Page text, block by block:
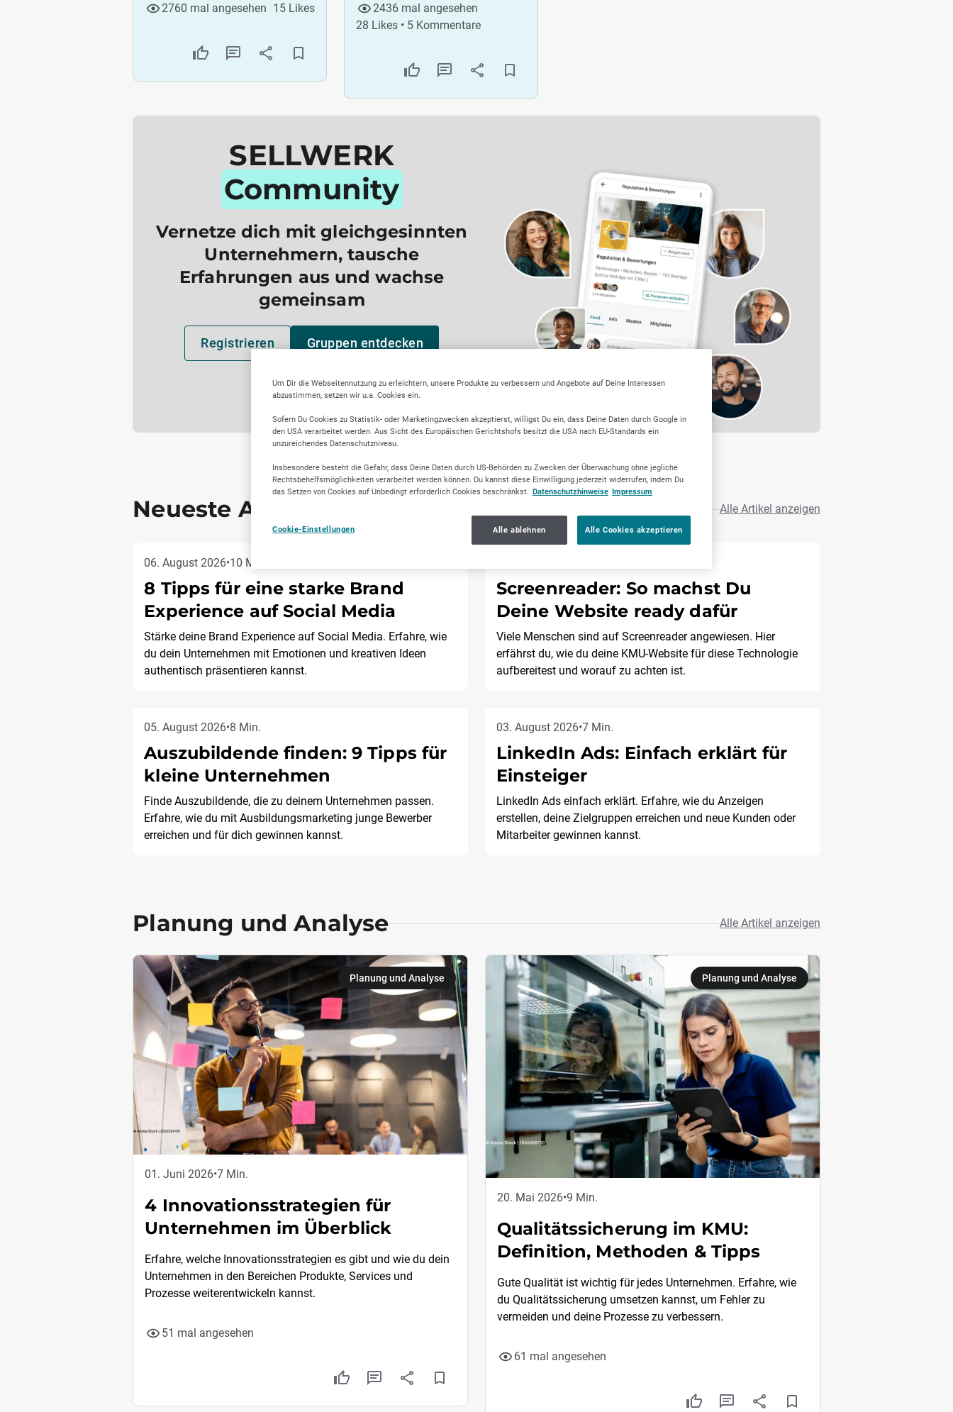
2760 mal angesehen 15 Likes
2436 mal angesehen
28 Likes • 5 Kommentare
SELLWERK
Community
Vernetze dich mit gleichgesinnten
Unternehmern, tausche
Erfahrungen aus und wachse
gemeinsam
Registrieren Gruppen entdecken
Neueste Artikel Alle Artikel anzeigen
06. August 2026•10 Min.
8 Tipps für eine starke Brand
Experience auf Social Media
Stärke deine Brand Experience auf Social Media. Erfahre, wie
du dein Unternehmen mit Emotionen und kreativen Ideen
authentisch präsentieren kannst.
Screenreader: So machst Du
Deine Website ready dafür
Viele Menschen sind auf Screenreader angewiesen. Hier
erfährst du, wie du deine KMU-Website für diese Technologie
aufbereitest und worauf zu achten ist.
05. August 2026•8 Min.
Auszubildende finden: 9 Tipps für
kleine Unternehmen
Finde Auszubildende, die zu deinem Unternehmen passen.
Erfahre, wie du mit Ausbildungsmarketing junge Bewerber
erreichen und für dich gewinnen kannst.
03. August 2026•7 Min.
LinkedIn Ads: Einfach erklärt für
Einsteiger
LinkedIn Ads einfach erklärt. Erfahre, wie du Anzeigen
erstellen, deine Zielgruppen erreichen und neue Kunden oder
Mitarbeiter gewinnen kannst.
Planung und Analyse Alle Artikel anzeigen
Planung und Analyse
01. Juni 2026•7 Min.
4 Innovationsstrategien für
Unternehmen im Überblick
Erfahre, welche Innovationsstrategien es gibt und wie du dein
Unternehmen in den Bereichen Produkte, Services und
Prozesse weiterentwickeln kannst.
51 mal angesehen
Planung und Analyse
20. Mai 2026•9 Min.
Qualitätssicherung im KMU:
Definition, Methoden & Tipps
Gute Qualität ist wichtig für jedes Unternehmen. Erfahre, wie
du Qualitätssicherung umsetzen kannst, um Fehler zu
vermeiden und deine Prozesse zu verbessern.
61 mal angesehen
Um Dir die Webseitennutzung zu erleichtern, unsere Produkte zu verbessern und Angebote auf Deine Interessen
abzustimmen, setzen wir u.a. Cookies ein.
Sofern Du Cookies zu Statistik- oder Marketingzwecken akzeptierst, willigst Du ein, dass Deine Daten durch Google in
den USA verarbeitet werden. Aus Sicht des Europäischen Gerichtshofs besitzt die USA nach EU-Standards ein
unzureichendes Datenschutzniveau.
Insbesondere besteht die Gefahr, dass Deine Daten durch US-Behörden zu Zwecken der Überwachung ohne jegliche
Rechtsbehelfsmöglichkeiten verarbeitet werden können. Du kannst diese Einwilligung jederzeit widerrufen, indem Du
das Setzen von Cookies auf Unbedingt erforderlich Cookies beschränkst. Datenschutzhinweise Impressum
Cookie-Einstellungen Alle ablehnen Alle Cookies akzeptieren